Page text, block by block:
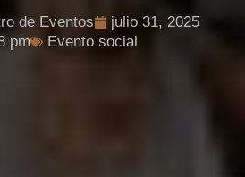
de Eventos
julio 31, 2025
pm
Evento social